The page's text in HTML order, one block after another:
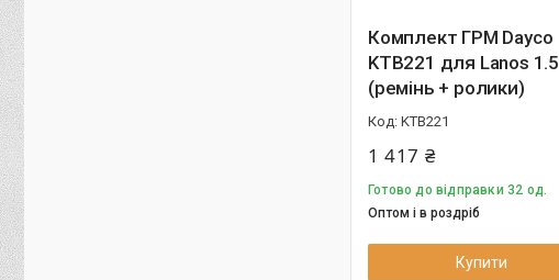
Комплект ГРМ Dayco
KTB221 для Lanos 1.5
(ремінь + ролики)
KTB221
1 417 ₴
Готово до відправки 32 од.
Оптом і в роздріб
Купити